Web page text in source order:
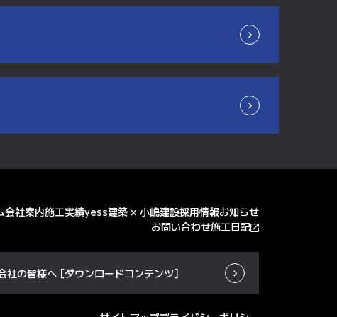
会社案内施工実績yess建築 × 小嶋建設採用情報お知らせ
お問い合わせ施工日記
社の皆様へ [ダウンロードコンテンツ]